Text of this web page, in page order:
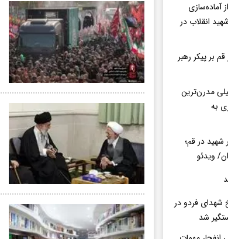
آماده‌سازی
انقلاب در
بر پیکر رهبر
مدرن‌ترین
به
شهید در قم؛
ویدئو
شهدای فردو در